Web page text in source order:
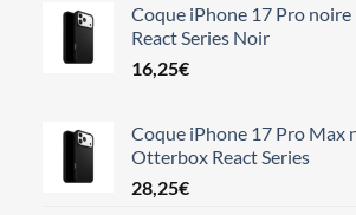
Coque iPhone 17 Pro
React Series Noir
16,25€
Coque iPhone 17 Pro Max
Otterbox React Series
28,25€